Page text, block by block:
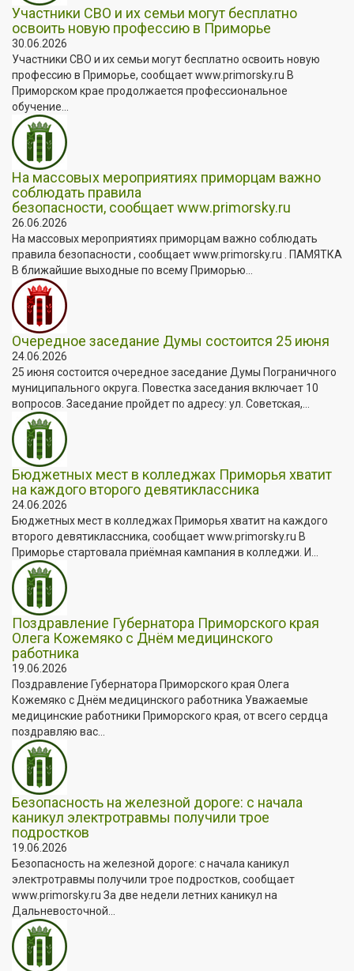
Участники СВО и их семьи могут бесплатно
освоить новую профессию в Приморье
30.06.2026
Участники СВО и их семьи могут бесплатно освоить новую
профессию в Приморье, сообщает www.primorsky.ru В
Приморском крае продолжается профессиональное
обучение...
На массовых мероприятиях приморцам важно
соблюдать правила
безопасности, сообщает www.primorsky.ru
26.06.2026
На массовых мероприятиях приморцам важно соблюдать
правила безопасности , сообщает www.primorsky.ru . ПАМЯТКА
В ближайшие выходные по всему Приморью...
Очередное заседание Думы состоится 25 июня
24.06.2026
25 июня состоится очередное заседание Думы Пограничного
муниципального округа. Повестка заседания включает 10
вопросов. Заседание пройдет по адресу: ул. Советская,...
Бюджетных мест в колледжах Приморья хватит
на каждого второго девятиклассника
24.06.2026
Бюджетных мест в колледжах Приморья хватит на каждого
второго девятиклассника, сообщает www.primorsky.ru В
Приморье стартовала приёмная кампания в колледжи. И...
Поздравление Губернатора Приморского края
Олега Кожемяко с Днём медицинского
работника
19.06.2026
Поздравление Губернатора Приморского края Олега
Кожемяко с Днём медицинского работника Уважаемые
медицинские работники Приморского края, от всего сердца
поздравляю вас...
Безопасность на железной дороге: с начала
каникул электротравмы получили трое
подростков
19.06.2026
Безопасность на железной дороге: с начала каникул
электротравмы получили трое подростков, сообщает
www.primorsky.ru За две недели летних каникул на
Дальневосточной...